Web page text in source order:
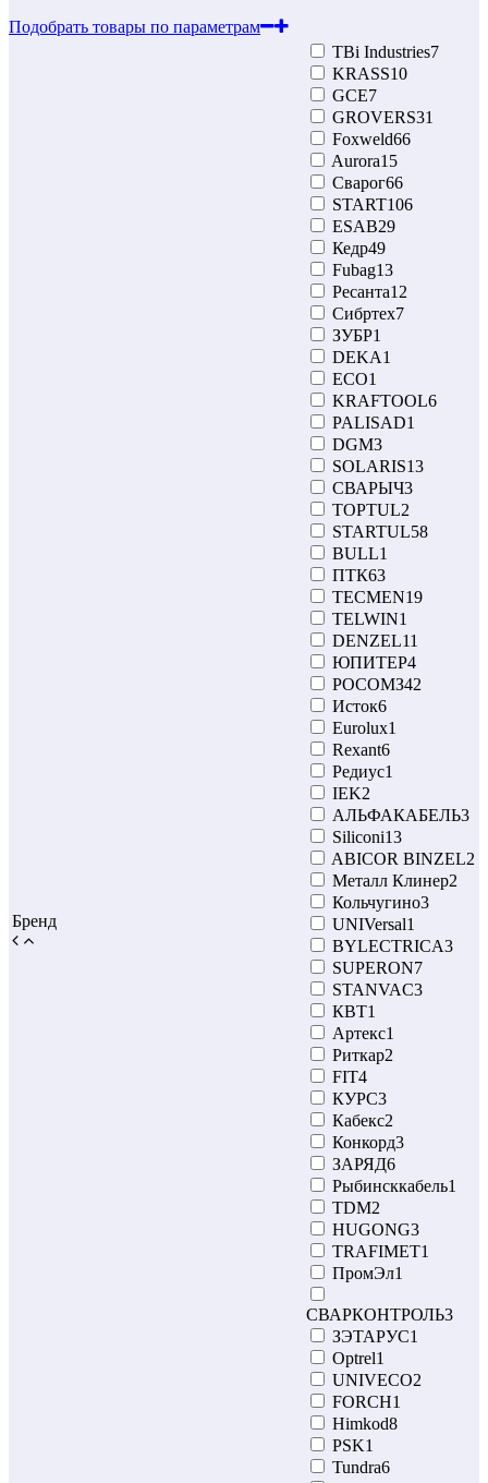
Подобрать товары по параметрам
Бренд
TBi Industries7
KRASS10
GCE7
GROVERS31
Foxweld66
Aurora15
Сварог66
START106
ESAB29
Кедр49
Fubag13
Ресанта12
Сибртех7
ЗУБР1
DEKA1
ECO1
KRAFTOOL6
PALISAD1
DGM3
SOLARIS13
СВАРЫЧ3
TOPTUL2
STARTUL58
BULL1
ПТК63
TECMEN19
TELWIN1
DENZEL11
ЮПИТЕР4
РОСОМЗ42
Исток6
Eurolux1
Rexant6
Редиус1
IEK2
АЛЬФАКАБЕЛЬ3
Siliconi13
ABICOR BINZEL2
Металл Клинер2
Кольчугино3
UNIVersal1
BYLECTRICA3
SUPERON7
STANVAC3
КВТ1
Артекс1
Риткар2
FIT4
КУРС3
Кабекс2
Конкорд3
ЗАРЯД6
Рыбинсккабель1
TDM2
HUGONG3
TRAFIMET1
ПромЭл1
СВАРКОНТРОЛЬ3
ЗЭТАРУС1
Optrel1
UNIVECO2
FORCH1
Himkod8
PSK1
Tundra6